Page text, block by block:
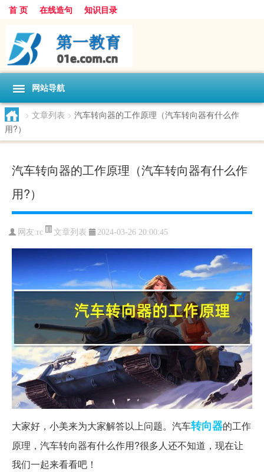
首 页 在线造句 知识目录
网站导航
> 文章列表 > 汽车转向器的工作原理（汽车转向器有什么作
用?）
汽车转向器的工作原理（汽车转向器有什么作
用?）
网友:rc 文章列表 2024-03-26 20:00:45
大家好，小美来为大家解答以上问题。汽车转向器的工作
原理，汽车转向器有什么作用?很多人还不知道，现在让
我们一起来看看吧！